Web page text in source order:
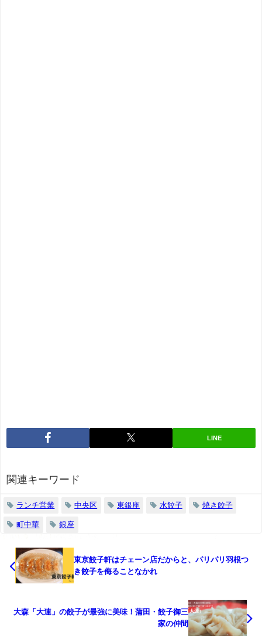
LINE
関連キーワード
ランチ営業 中央区 東銀座 水餃子 焼き餃子
町中華 銀座
東京餃子軒はチェーン店だからと、パリパリ羽根つ
き餃子を侮ることなかれ
大森「大連」の餃子が最強に美味！蒲田・餃子御三
家の仲間